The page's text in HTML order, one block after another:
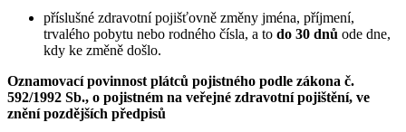
příslušné zdravotní pojišťovně změny jména, příjmení,
trvalého pobytu nebo rodného čísla, a to do 30 dnů ode dne,
kdy ke změně došlo.
Oznamovací povinnost plátců pojistného podle zákona č.
592/1992 Sb., o pojistném na veřejné zdravotní pojištění, ve
znění pozdějších předpisů